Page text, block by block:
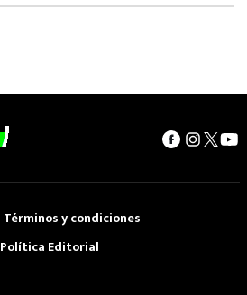
Términos y condiciones
Política Editorial